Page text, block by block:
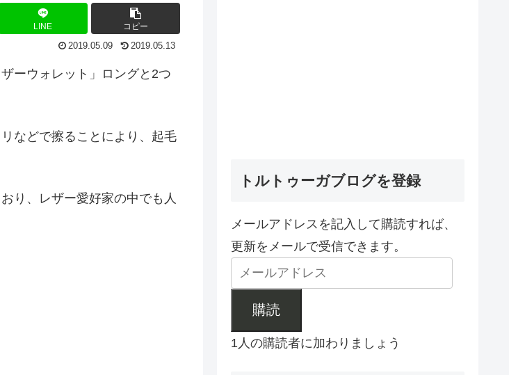
LINE コピー
2019.05.09 2019.05.13
ーウォレット」ロングと2つ
などで擦ることにより、起毛
り、レザー愛好家の中でも人
トルトゥーガブログを登録
メールアドレスを記入して購読すれば、
更新をメールで受信できます。
購読
1人の購読者に加わりましょう